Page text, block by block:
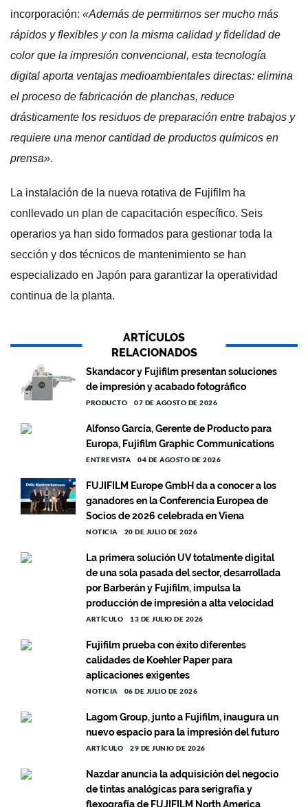
incorporación: «Además de permitirnos ser mucho más
rápidos y flexibles y con la misma calidad y fidelidad de
color que la impresión convencional, esta tecnología
digital aporta ventajas medioambientales directas: elimina
el proceso de fabricación de planchas, reduce
drásticamente los residuos de preparación entre trabajos y
requiere una menor cantidad de productos químicos en
prensa».
La instalación de la nueva rotativa de Fujifilm ha
conllevado un plan de capacitación específico. Seis
operarios ya han sido formados para gestionar toda la
sección y dos técnicos de mantenimiento se han
especializado en Japón para garantizar la operatividad
continua de la planta.
ARTÍCULOS
RELACIONADOS
Skandacor y Fujifilm presentan soluciones
de impresión y acabado fotográfico
PRODUCTO 07 DE AGOSTO DE 2026
Alfonso García, Gerente de Producto para
Europa, Fujifilm Graphic Communications
ENTREVISTA 04 DE AGOSTO DE 2026
FUJIFILM Europe GmbH da a conocer a los
ganadores en la Conferencia Europea de
Socios de 2026 celebrada en Viena
NOTICIA 20 DE JULIO DE 2026
La primera solución UV totalmente digital
de una sola pasada del sector, desarrollada
por Barberán y Fujifilm, impulsa la
producción de impresión a alta velocidad
ARTÍCULO 13 DE JULIO DE 2026
Fujifilm prueba con éxito diferentes
calidades de Koehler Paper para
aplicaciones exigentes
NOTICIA 06 DE JULIO DE 2026
Lagom Group, junto a Fujifilm, inaugura un
nuevo espacio para la impresión del futuro
ARTÍCULO 29 DE JUNIO DE 2026
Nazdar anuncia la adquisición del negocio
de tintas analógicas para serigrafía y
flexografía de FUJIFILM North America